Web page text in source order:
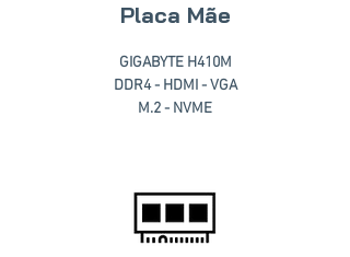
Placa Mãe
GIGABYTE H410M
DDR4 - HDMI - VGA
M.2 - NVME